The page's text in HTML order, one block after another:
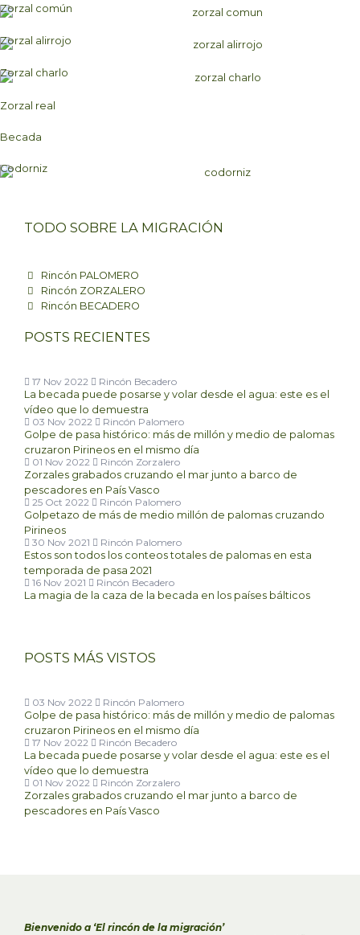
Zorzal común
Zorzal alirrojo
Zorzal charlo
Zorzal real
Becada
Codorniz
TODO SOBRE LA MIGRACIÓN
Rincón PALOMERO
Rincón ZORZALERO
Rincón BECADERO
POSTS RECIENTES
17 Nov 2022
Rincón Becadero
La becada puede posarse y volar desde el agua: este es el
vídeo que lo demuestra
03 Nov 2022
Rincón Palomero
Golpe de pasa histórico: más de millón y medio de palomas
cruzaron Pirineos en el mismo día
01 Nov 2022
Rincón Zorzalero
Zorzales grabados cruzando el mar junto a barco de
pescadores en País Vasco
25 Oct 2022
Rincón Palomero
Golpetazo de más de medio millón de palomas cruzando
Pirineos
30 Nov 2021
Rincón Palomero
Estos son todos los conteos totales de palomas en esta
temporada de pasa 2021
16 Nov 2021
Rincón Becadero
La magia de la caza de la becada en los países bálticos
POSTS MÁS VISTOS
03 Nov 2022
Rincón Palomero
Golpe de pasa histórico: más de millón y medio de palomas
cruzaron Pirineos en el mismo día
17 Nov 2022
Rincón Becadero
La becada puede posarse y volar desde el agua: este es el
vídeo que lo demuestra
01 Nov 2022
Rincón Zorzalero
Zorzales grabados cruzando el mar junto a barco de
pescadores en País Vasco
Bienvenido a ‘El rincón de la migración’